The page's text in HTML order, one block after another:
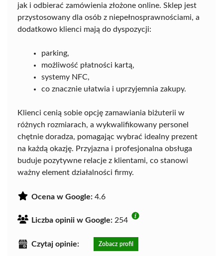
jak i odbierać zamówienia złożone online. Sklep jest
przystosowany dla osób z niepełnosprawnościami, a
dodatkowo klienci mają do dyspozycji:
parking,
możliwość płatności kartą,
systemy NFC,
co znacznie ułatwia i uprzyjemnia zakupy.
Klienci cenią sobie opcję zamawiania biżuterii w
różnych rozmiarach, a wykwalifikowany personel
chętnie doradza, pomagając wybrać idealny prezent
na każdą okazję. Przyjazna i profesjonalna obsługa
buduje pozytywne relacje z klientami, co stanowi
ważny element działalności firmy.
Ocena w Google: 4.6
Liczba opinii w Google: 254
Czytaj opinie: Zobacz profil